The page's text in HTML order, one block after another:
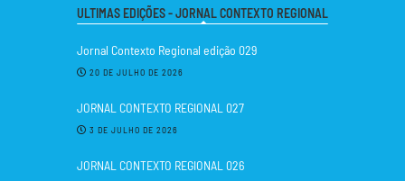
ULTIMAS EDIÇÕES - JORNAL CONTEXTO REGIONAL
Jornal Contexto Regional edição 029
20 DE JULHO DE 2026
JORNAL CONTEXTO REGIONAL 027
3 DE JULHO DE 2026
JORNAL CONTEXTO REGIONAL 026